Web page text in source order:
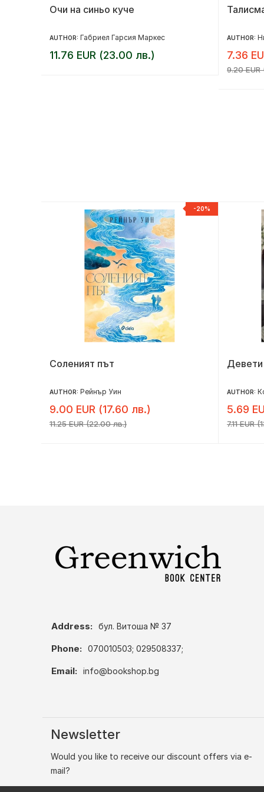
Очи на синьо куче
AUTHOR: Габриел Гарсия Маркес
11.76 EUR (23.00 лв.)
AUTHOR:
7.36
9.20 EUR
-20%
Соленият път
AUTHOR: Рейнър Уин
9.00 EUR (17.60 лв.)
11.25 EUR (22.00 лв.)
AUTHOR:
5.69
7.11 EUR
Address: бул. Витоша № 37
Phone: 070010503; 029508337;
Email: info@bookshop.bg
Newsletter
Would you like to receive our discount offers via e-
mail?